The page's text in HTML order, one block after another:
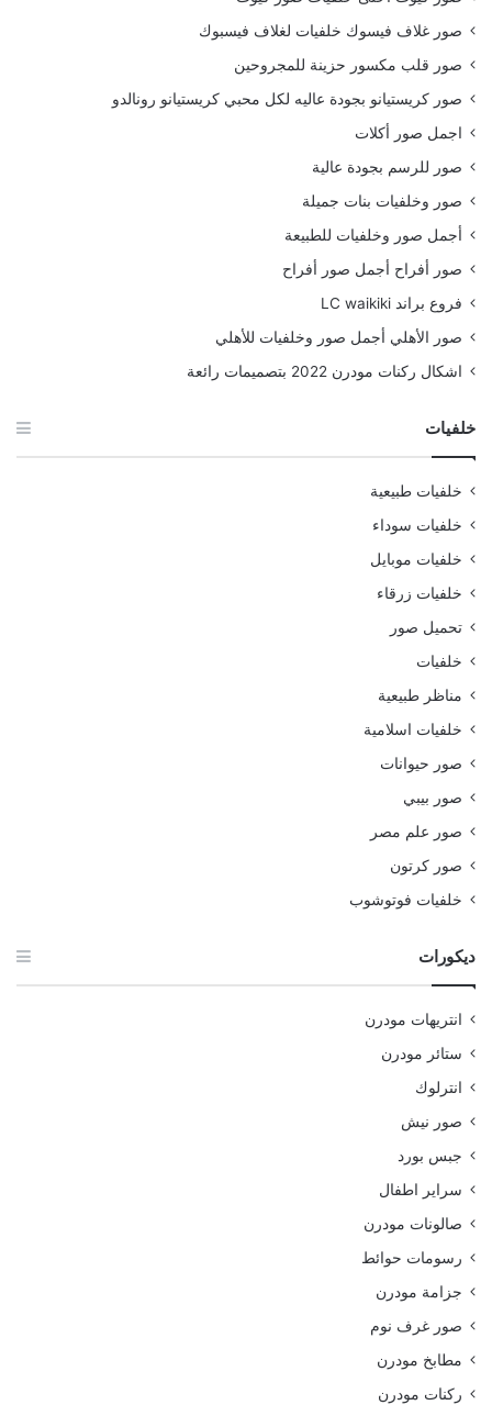
صور غلاف فيسوك خلفيات لغلاف فيسبوك
صور قلب مكسور حزينة للمجروحين
صور كريستيانو بجودة عاليه لكل محبي كريستيانو رونالدو
اجمل صور أكلات
صور للرسم بجودة عالية
صور وخلفيات بنات جميلة
أجمل صور وخلفيات للطبيعة
صور أفراح أجمل صور أفراح
فروع براند LC waikiki
صور الأهلي أجمل صور وخلفيات للأهلي
اشكال ركنات مودرن 2022 بتصميمات رائعة
خلفيات
خلفيات طبيعية
خلفيات سوداء
خلفيات موبايل
خلفيات زرقاء
تحميل صور
خلفيات
مناظر طبيعية
خلفيات اسلامية
صور حيوانات
صور بيبي
صور علم مصر
صور كرتون
خلفيات فوتوشوب
ديكورات
انتريهات مودرن
ستائر مودرن
انترلوك
صور نيش
جبس بورد
سراير اطفال
صالونات مودرن
رسومات حوائط
جزامة مودرن
صور غرف نوم
مطابخ مودرن
ركنات مودرن